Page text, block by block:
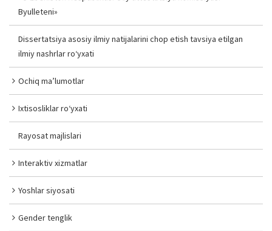
Byulleteni»
Dissertatsiya asosiy ilmiy natijalarini chop etish tavsiya etilgan
ilmiy nashrlar ro‘yxati
Ochiq ma’lumotlar
Ixtisosliklar ro‘yxati
Rayosat majlislari
Interaktiv xizmatlar
Yoshlar siyosati
Gender tenglik